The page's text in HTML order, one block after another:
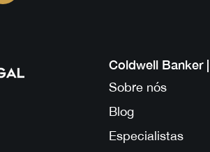
Coldwell Banker
Sobre nós
Blog
Especialistas